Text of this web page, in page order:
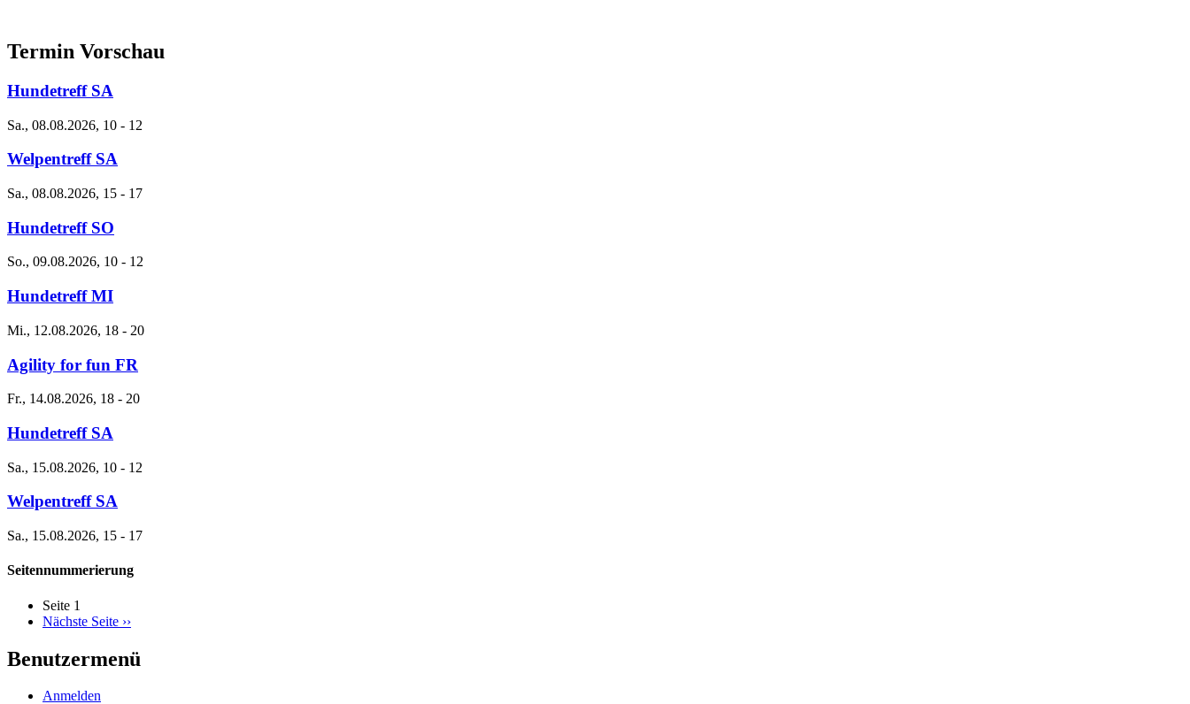
Termin Vorschau
Hundetreff SA
Sa., 08.08.2026, 10 - 12
Welpentreff SA
Sa., 08.08.2026, 15 - 17
Hundetreff SO
So., 09.08.2026, 10 - 12
Hundetreff MI
Mi., 12.08.2026, 18 - 20
Agility for fun FR
Fr., 14.08.2026, 18 - 20
Hundetreff SA
Sa., 15.08.2026, 10 - 12
Welpentreff SA
Sa., 15.08.2026, 15 - 17
Seitennummerierung
Seite 1
Nächste Seite ››
Benutzermenü
Anmelden